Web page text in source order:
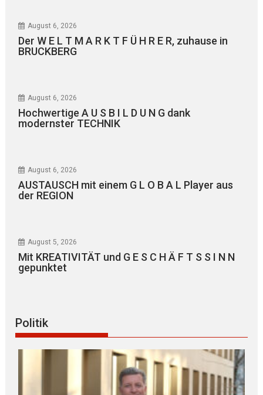
August 6, 2026
Der W E L T M A R K T F Ü H R E R, zuhause in
BRUCKBERG
August 6, 2026
Hochwertige A U S B I L D U N G dank
modernster TECHNIK
August 6, 2026
AUSTAUSCH mit einem G L O B A L Player aus
der REGION
August 5, 2026
Mit KREATIVITÄT und G E S C H Ä F T S S I N N
gepunktet
Politik